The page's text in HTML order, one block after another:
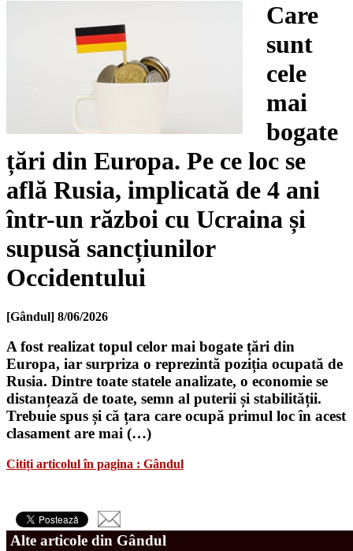
Care
sunt
cele
mai
bogate
țări din Europa. Pe ce loc se
află Rusia, implicată de 4 ani
într-un război cu Ucraina și
supusă sancțiunilor
Occidentului
[Gândul] 8/06/2026
A fost realizat topul celor mai bogate țări din
Europa, iar surpriza o reprezintă poziția ocupată de
Rusia. Dintre toate statele analizate, o economie se
distanțează de toate, semn al puterii și stabilității.
Trebuie spus și că țara care ocupă primul loc în acest
clasament are mai (…)
Citiți articolul în pagina : Gândul
Alte articole din Gândul